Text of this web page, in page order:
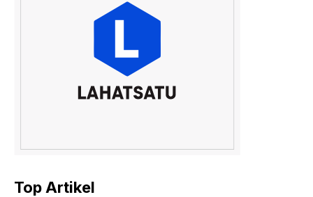
Top Artikel